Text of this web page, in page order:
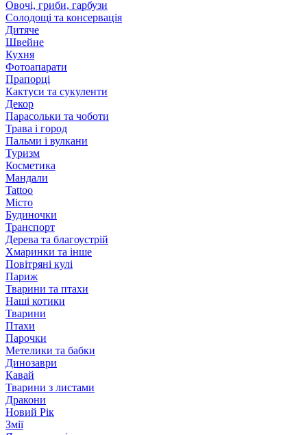
Овочі, гриби, гарбузи
Солодощі та консервація
Дитяче
Швейне
Кухня
Фотоапарати
Прапорці
Кактуси та сукуленти
Декор
Парасольки та чоботи
Трава і город
Пальми і вулкани
Туризм
Косметика
Мандали
Tattoo
Місто
Будиночки
Транспорт
Дерева та благоустрій
Хмаринки та інше
Повітряні кулі
Париж
Тварини та птахи
Наші котики
Тварини
Птахи
Парочки
Метелики та бабки
Динозаври
Кавай
Тварини з листами
Дракони
Новий Рік
Змії